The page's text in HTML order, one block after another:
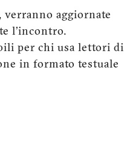
aggiornate
l'incontro.
per chi usa lettori di
in formato testuale